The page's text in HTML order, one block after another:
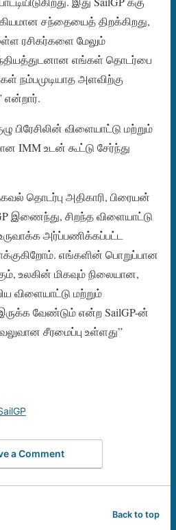
சந்தையைத் திறக்கிறது,
ரசிகர்களை மேலும்
எங்கள் தொடர்பை
நம்பமுடியாத அளவிற்கு
என்றார்.
பிரேசிலின் விளையாட்டு மற்றும்
IMM உடன் கூட்டு சேர்ந்து
தொடர்பு அதிகாரி, பிரையன்
இணைந்து, சிறந்த விளையாட்டு
அர்ப்பணிக்கப்பட்ட
எங்களின் பொறுப்பான
உலகின் மிகவும் நிலையான,
விளையாட்டு மற்றும்
வேண்டும் என்ற SailGP-ன்
சீரமைப்பு உள்ளது”
a Comment
Back to top